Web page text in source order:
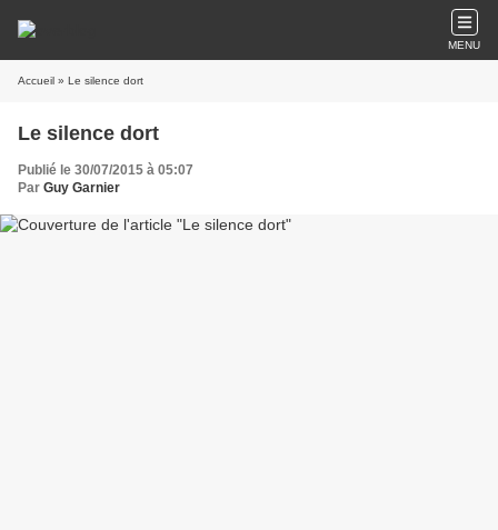
MENU
Accueil » Le silence dort
Le silence dort
Publié le 30/07/2015 à 05:07
Par Guy Garnier